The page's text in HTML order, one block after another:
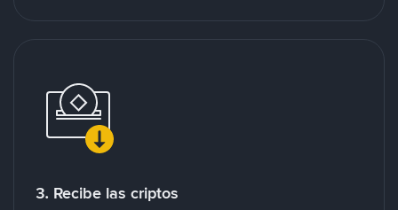
3. Recibe las criptos